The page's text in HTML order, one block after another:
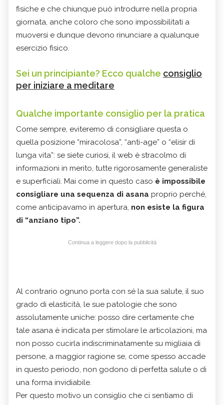
fisiche e che chiunque può introdurre nella propria
giornata, anche coloro che sono impossibilitati a
muoversi e dunque devono rinunciare a qualunque
esercizio fisico.
Sei un principiante? Ecco qualche consiglio
per iniziare a meditare
Qualche importante consiglio per la pratica
Come sempre, eviteremo di consigliare questa o
quella posizione “miracolosa”, “anti-age” o “elisir di
lunga vita”: se siete curiosi, il web è stracolmo di
informazioni in merito, tutte rigorosamente generaliste
e superficiali. Mai come in questo caso è impossibile
consigliare una sequenza di asana proprio perché,
come anticipavamo in apertura, non esiste la figura
di “anziano tipo”.
Continua a leggere dopo la pubblicità
Al contrario ognuno porta con sé la sua salute, il suo
grado di elasticità, le sue patologie che sono
assolutamente uniche: posso dire certamente che
tale asana è indicata per stimolare le articolazioni, ma
non posso cucirla indiscriminatamente su migliaia di
persone, a maggior ragione se, come spesso accade
in questo periodo, non godono di perfetta salute o di
una forma invidiabile.
Per questo motivo un consiglio che ci sentiamo di